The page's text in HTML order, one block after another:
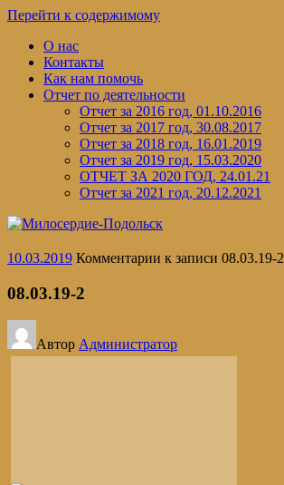
Перейти к содержимому
О нас
Контакты
Как нам помочь
Отчет по деятельности
Отчет за 2016 год, 01.10.2016
Отчет за 2017 год, 30.08.2017
Отчет за 2018 год, 16.01.2019
Отчет за 2019 год, 15.03.2020
ОТЧЕТ ЗА 2020 ГОД, 24.01.21
Отчет за 2021 год, 20.12.2021
10.03.2019 Комментарии к записи 08.03.19-2
08.03.19-2
Автор Администратор